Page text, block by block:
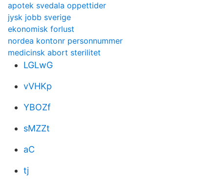
apotek svedala oppettider
jysk jobb sverige
ekonomisk forlust
nordea kontonr personnummer
medicinsk abort sterilitet
LGLwG
vVHKp
YBOZf
sMZZt
aC
tj